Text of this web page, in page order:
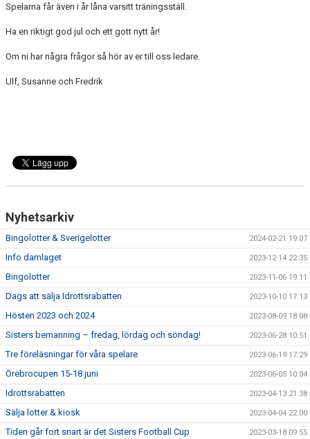
Spelarna får även i år låna varsitt träningsställ.
Ha en riktigt god jul och ett gott nytt år!
Om ni har några frågor så hör av er till oss ledare.
Ulf, Susanne och Fredrik
Nyhetsarkiv
Bingolotter & Sverigelotter 2024-02-21 19:07
Info damlaget 2023-12-14 22:35
Bingolotter 2023-11-06 19:11
Dags att sälja Idrottsrabatten 2023-10-10 17:13
Hösten 2023 och 2024 2023-08-09 18:08
Sisters bemanning – fredag, lördag och söndag! 2023-06-28 10:51
Tre föreläsningar för våra spelare 2023-06-19 17:29
Örebrocupen 15-18 juni 2023-06-05 10:04
Idrottsrabatten 2023-04-13 21:38
Sälja lotter & kiosk 2023-04-04 22:00
Tiden går fort snart är det Sisters Football Cup 2023-03-18 09:55